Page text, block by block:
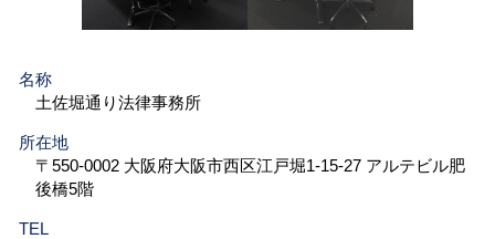
名称
土佐堀通り法律事務所
所在地
〒550-0002 大阪府大阪市西区江戸堀1-15-27 アルテビル肥
後橋5階
TEL